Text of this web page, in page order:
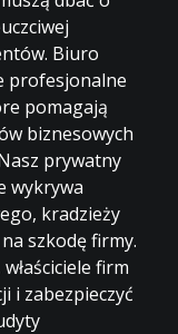
Biuro
profesjonalne
pomagają
biznesowych
prywatny
wykrywa
kradzieży
szkodę firmy.
firm
i zabezpieczyć